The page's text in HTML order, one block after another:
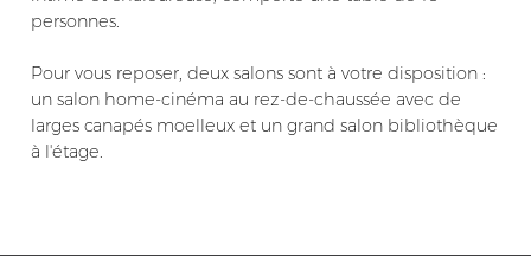
personnes.
Pour vous reposer, deux salons sont à votre disposition :
un salon home-cinéma au rez-de-chaussée avec de
larges canapés moelleux et un grand salon bibliothèque
à l'étage.